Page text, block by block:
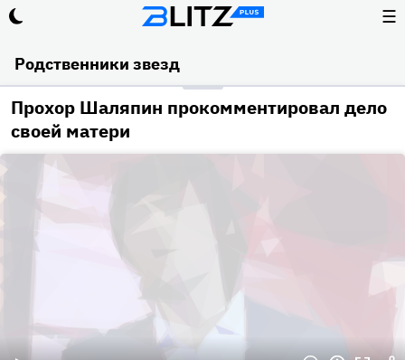
☰
Родственники звезд
Прохор Шаляпин прокомментировал дело
своей матери